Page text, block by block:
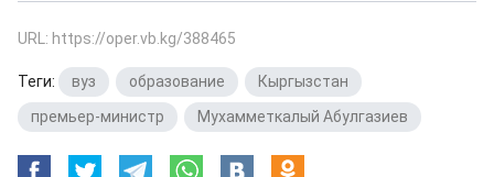
URL: https://oper.vb.kg/388465
Теги: вуз образование Кыргызстан
премьер-министр
Мухамметкалый Абулгазиев